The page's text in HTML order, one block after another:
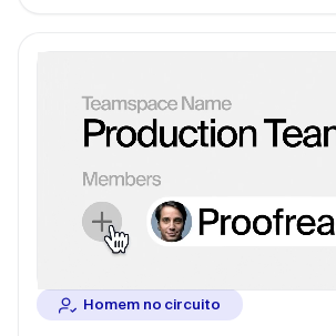
Homem no circuito